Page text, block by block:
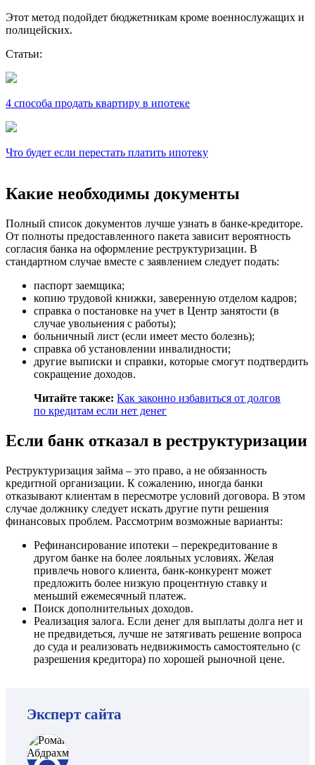
Этот метод подойдет бюджетникам кроме военнослужащих и
полицейских.
Статьи:
4 способа продать квартиру в ипотеке
Что будет если перестать платить ипотеку
Какие необходимы документы
Полный список документов лучше узнать в банке-кредиторе.
От полноты предоставленного пакета зависит вероятность
согласия банка на оформление реструктуризации. В
стандартном случае вместе с заявлением следует подать:
паспорт заемщика;
копию трудовой книжки, заверенную отделом кадров;
справка о постановке на учет в Центр занятости (в
случае увольнения с работы);
больничный лист (если имеет место болезнь);
справка об установлении инвалидности;
другие выписки и справки, которые смогут подтвердить
сокращение доходов.
Читайте также: Как законно избавиться от долгов
по кредитам если нет денег
Если банк отказал в реструктуризации
Реструктуризация займа – это право, а не обязанность
кредитной организации. К сожалению, иногда банки
отказывают клиентам в пересмотре условий договора. В этом
случае должнику следует искать другие пути решения
финансовых проблем. Рассмотрим возможные варианты:
Рефинансирование ипотеки – перекредитование в
другом банке на более лояльных условиях. Желая
привлечь нового клиента, банк-конкурент может
предложить более низкую процентную ставку и
меньший ежемесячный платеж.
Поиск дополнительных доходов.
Реализация залога. Если денег для выплаты долга нет и
не предвидеться, лучше не затягивать решение вопроса
до суда и реализовать недвижимость самостоятельно (с
разрешения кредитора) по хорошей рыночной цене.
Эксперт сайта